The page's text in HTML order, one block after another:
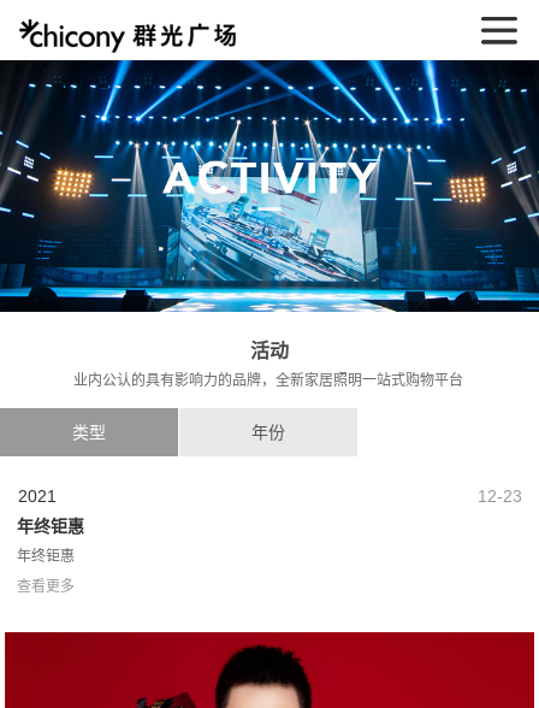
活动
业内公认的具有影响力的品牌，全新家居照明一站式购物平台
类型 年份
12-23
2021
年终钜惠
年终钜惠
查看更多